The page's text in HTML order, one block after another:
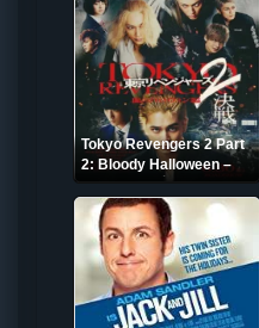
Tokyo Revengers 2 Part
2: Bloody Halloween –
Final Battle โตเกียว รีเวนเจ
อร์ส: ฮาโลวีนสีเลือด – ศึก
ตัดสิน (2023)